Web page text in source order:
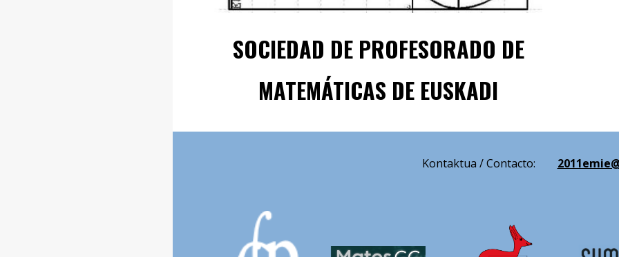
SOCIEDAD DE PROFESORADO DE
MATEMÁTICAS DE EUSKADI
Kontaktua / Contacto: